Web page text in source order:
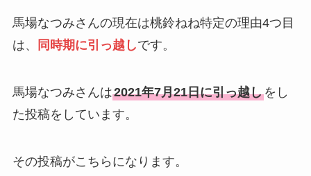
馬場なつみさんの現在は桃鈴ねね特定の理由4つ目
は、
同時期に引っ越しです。
馬場なつみさんは2021年7月21日に引っ越しをし
た投稿をしています。
その投稿がこちらになります。